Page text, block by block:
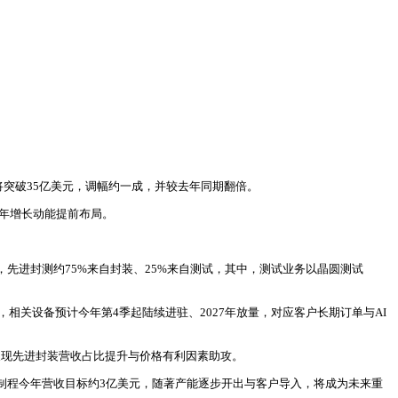
破35亿美元，调幅约一成，并较去年同期翻倍。
长动能提前布局。
进封测约75%来自封装、25%来自测试，其中，测试业务以晶圆测试
关设备预计今年第4季起陆续进驻、2027年放量，对应客户长期订单与AI
先进封装营收占比提升与价格有利因素助攻。
今年营收目标约3亿美元，随著产能逐步开出与客户导入，将成为未来重